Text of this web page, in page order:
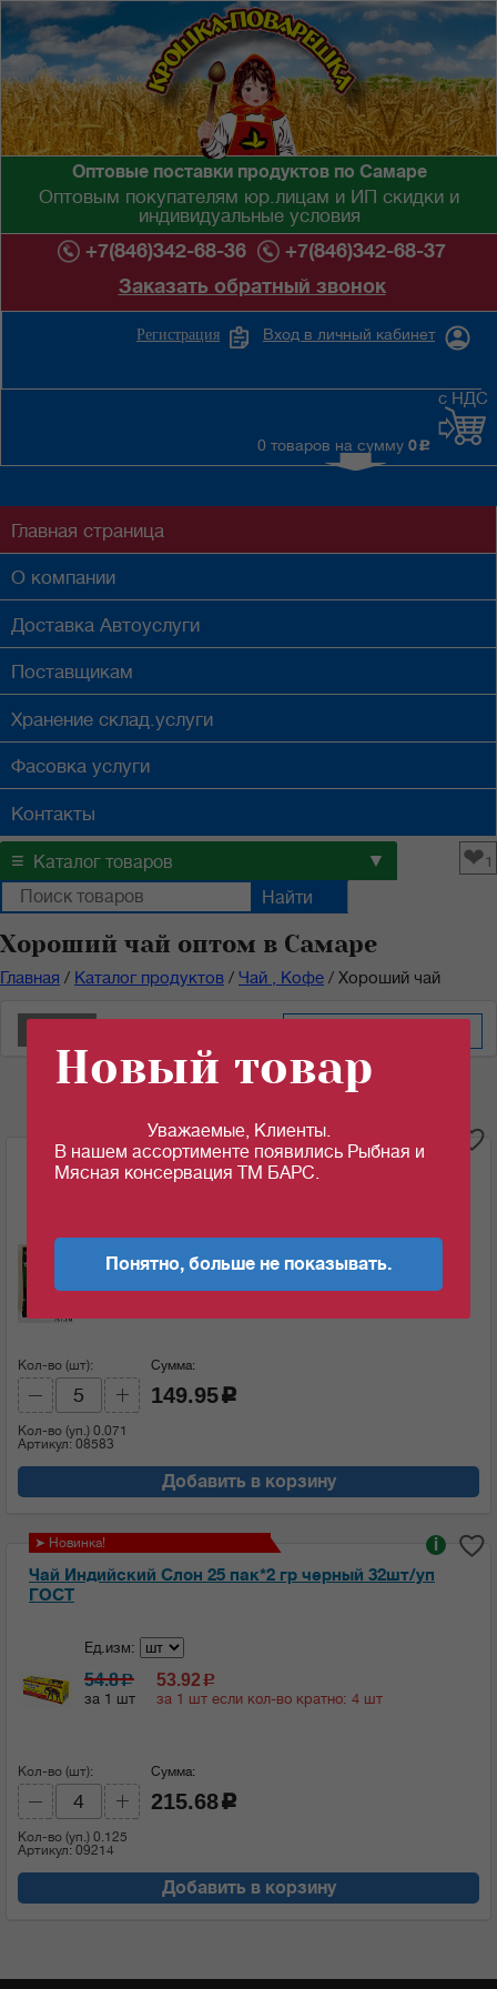
Оптовые поставки продуктов по Самаре
Оптовым покупателям юр.лицам и ИП скидки и
индивидуальные условия
+7(846)342-68-36
+7(846)342-68-37
Заказать обратный звонок
Вход в личный кабинет
Регистрация
0 товаров на сумму 0 c
с НДС
Главная страница
О компании
Доставка Автоуслуги
Поставщикам
Хранение склад.услуги
Фасовка услуги
Контакты
≡ Каталог товаров ▼ ❤1
Хороший чай оптом в Самаре
Главная / Каталог продуктов / Чай , Кофе / Хороший чай
Чай Камелия 100 гр черный Средний лист, м/у 70шт/
Ед.изм:
30.48c
за 1 шт
29.99 c
за 1 шт если кол-во кратно: 5 шт
Кол-во (шт):
Кол-во (уп.) 0.071
Артикул: 08583
Сумма:
149.95 c
Добавить в корзину
➤ Новинка!
Чай Индийский Слон 25 пак*2 гр черный 32шт/уп
ГОСТ
i
Ед.изм:
54.8c
за 1 шт
53.92 c
за 1 шт если кол-во кратно: 4 шт
Кол-во (шт):
Кол-во (уп.) 0.125
Артикул: 09214
Сумма:
215.68 c
Добавить в корзину
Новый товар
Уважаемые, Клиенты.
В нашем ассортименте появились Рыбная и
Мясная консервация ТМ БАРС.
Понятно, больше не показывать.